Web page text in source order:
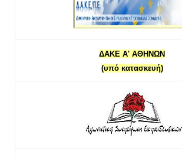
ΔΑΚΕ Α' ΑΘΗΝΩΝ
(υπό κατασκευή)